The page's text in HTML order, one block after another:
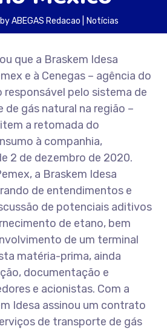
byABEGAS Redacao Notícias
que a Braskem Idesa
e à Cenegas – agência do
responsável pelo sistema de
gás natural na região –
a retomada do
à companhia,
2 de dezembro de 2020.
a Braskem Idesa
de entendimentos e
de potenciais aditivos
de etano, bem
de um terminal
matéria-prima, ainda
documentação e
e acionistas. Com a
Idesa assinou um contrato
de transporte de gás